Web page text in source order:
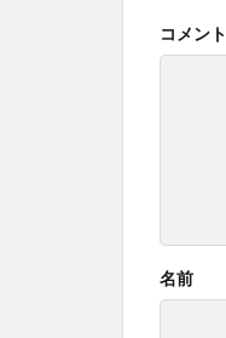
コメント
名前